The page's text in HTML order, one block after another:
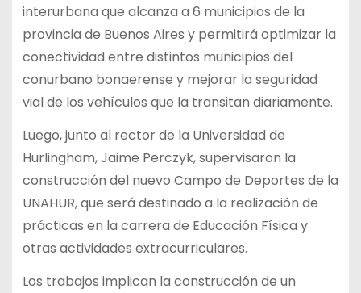
interurbana que alcanza a 6 municipios de la
provincia de Buenos Aires y permitirá optimizar la
conectividad entre distintos municipios del
conurbano bonaerense y mejorar la seguridad
vial de los vehículos que la transitan diariamente.
Luego, junto al rector de la Universidad de
Hurlingham, Jaime Perczyk, supervisaron la
construcción del nuevo Campo de Deportes de la
UNAHUR, que será destinado a la realización de
prácticas en la carrera de Educación Física y
otras actividades extracurriculares.
Los trabajos implican la construcción de un